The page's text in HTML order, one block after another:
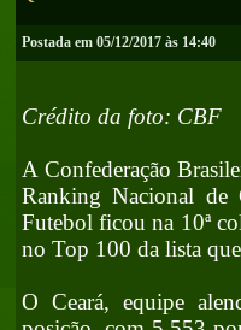
Postada em 05/12/2017 às 14:40
Crédito da foto: CBF
A Confederação
Ranking Nacional de
Futebol ficou na 10ª
no Top 100 da lista
O Ceará, equipe